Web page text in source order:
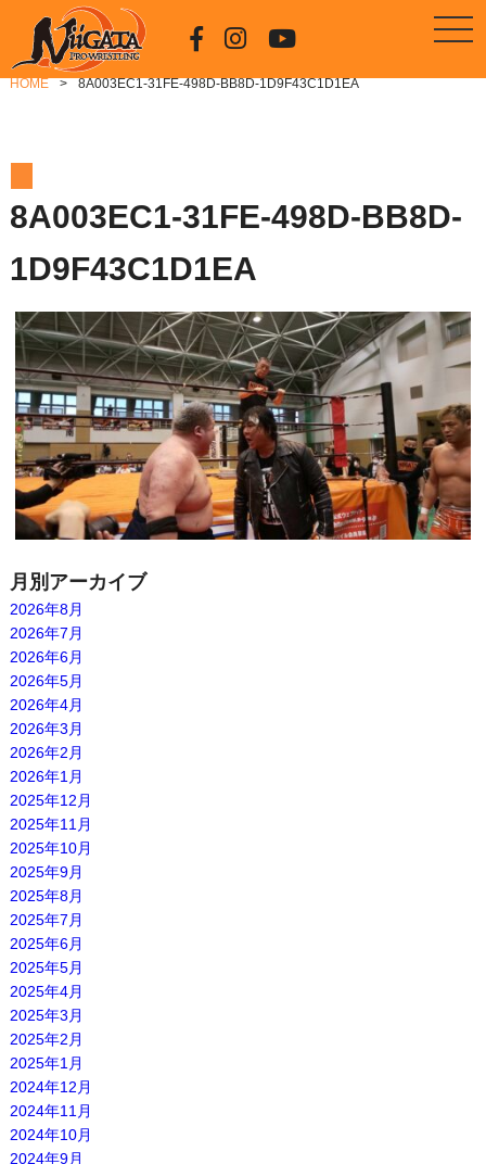
HOME 8A003EC1-31FE-498D-BB8D-1D9F43C1D1EA
8A003EC1-31FE-498D-BB8D-
1D9F43C1D1EA
月別アーカイブ
2026年8月
2026年7月
2026年6月
2026年5月
2026年4月
2026年3月
2026年2月
2026年1月
2025年12月
2025年11月
2025年10月
2025年9月
2025年8月
2025年7月
2025年6月
2025年5月
2025年4月
2025年3月
2025年2月
2025年1月
2024年12月
2024年11月
2024年10月
2024年9月